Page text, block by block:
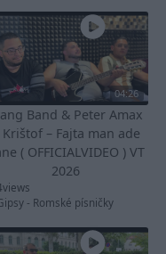
04:26
Band & Peter Amax
Krištof – Fajta man ade
( OFFICIALVIDEO ) VT
2026
views
- Romské písničky